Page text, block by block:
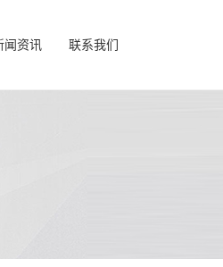
闻资讯 联系我们